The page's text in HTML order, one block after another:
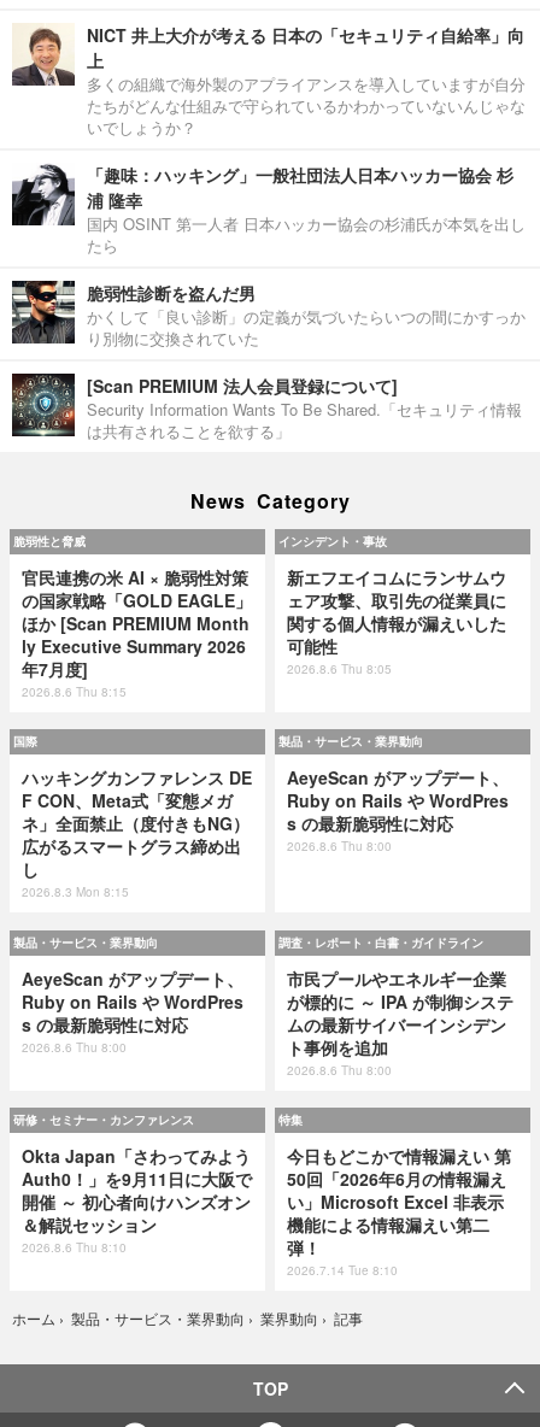
NICT 井上大介が考える 日本の「セキュリティ自給率」向
上
多くの組織で海外製のアプライアンスを導入していますが自分
たちがどんな仕組みで守られているかわかっていないんじゃな
いでしょうか？
「趣味：ハッキング」一般社団法人日本ハッカー協会 杉
浦 隆幸
国内 OSINT 第一人者 日本ハッカー協会の杉浦氏が本気を出し
たら
脆弱性診断を盗んだ男
かくして「良い診断」の定義が気づいたらいつの間にかすっか
り別物に交換されていた
[Scan PREMIUM 法人会員登録について]
Security Information Wants To Be Shared.「セキュリティ情報
は共有されることを欲する」
News Category
脆弱性と脅威
官民連携の米 AI × 脆弱性対策
の国家戦略「GOLD EAGLE」
ほか [Scan PREMIUM Month
ly Executive Summary 2026
年7月度]
2026.8.6 Thu 8:15
インシデント・事故
新エフエイコムにランサムウ
ェア攻撃、取引先の従業員に
関する個人情報が漏えいした
可能性
2026.8.6 Thu 8:05
国際
ハッキングカンファレンス DE
F CON、Meta式「変態メガ
ネ」全面禁止（度付きもNG）
広がるスマートグラス締め出
し
2026.8.3 Mon 8:15
製品・サービス・業界動向
AeyeScan がアップデート、
Ruby on Rails や WordPres
s の最新脆弱性に対応
2026.8.6 Thu 8:00
製品・サービス・業界動向
AeyeScan がアップデート、
Ruby on Rails や WordPres
s の最新脆弱性に対応
2026.8.6 Thu 8:00
調査・レポート・白書・ガイドライン
市民プールやエネルギー企業
が標的に ～ IPA が制御システ
ムの最新サイバーインシデン
ト事例を追加
2026.8.6 Thu 8:00
研修・セミナー・カンファレンス
Okta Japan「さわってみよう
Auth0！」を9月11日に大阪で
開催 ～ 初心者向けハンズオン
＆解説セッション
2026.8.6 Thu 8:10
特集
今日もどこかで情報漏えい 第
50回「2026年6月の情報漏え
い」Microsoft Excel 非表示
機能による情報漏えい第二
弾！
2026.7.14 Tue 8:10
ホーム › 製品・サービス・業界動向 › 業界動向 › 記事
TOP